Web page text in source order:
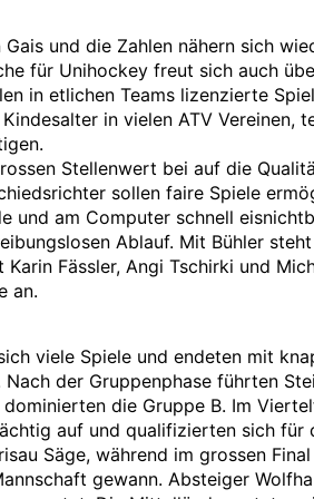
und die Zahlen nähern sich
für Unihockey freut sich auch
in etlichen Teams lizenzierte
in vielen ATV Vereinen,
Stellenwert bei auf die
sollen faire Spiele
und am Computer schnell
Ablauf. Mit Bühler
Fässler, Angi Tschirki und
an.
viele Spiele und endeten mit
der Gruppenphase führten
die Gruppe B. Im
auf und qualifizierten sich für
Säge, während im grossen
gewann. Absteiger